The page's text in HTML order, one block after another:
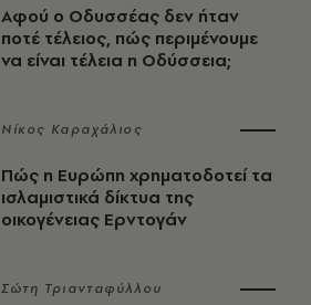
Αφού ο Οδυσσέας δεν ήταν
ποτέ τέλειος, πώς περιμένουμε
να είναι τέλεια η Οδύσσεια;
Νίκος Καραχάλιος
Πώς η Ευρώπη χρηματοδοτεί τα
ισλαμιστικά δίκτυα της
οικογένειας Ερντογάν
Σώτη Τριανταφύλλου